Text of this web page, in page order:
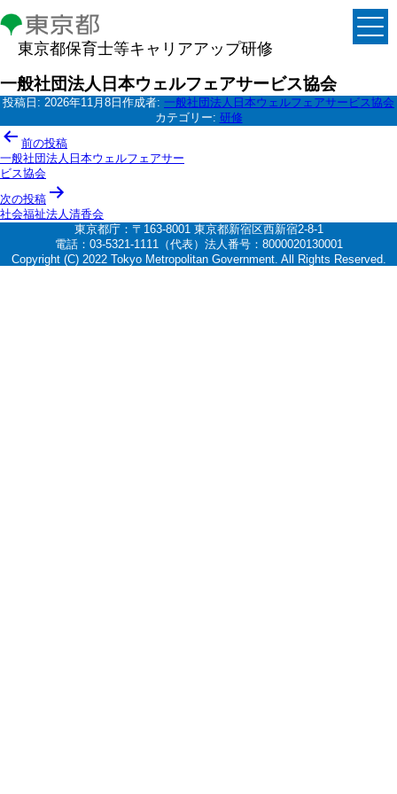
東京都保育士等キャリアアップ研修
一般社団法人日本ウェルフェアサービス協会
投稿日: 2026年11月8日 作成者: 一般社団法人日本ウェルフェアサービス協会
カテゴリー: 研修
投
稿
ナ
ビ
ゲ
ー
前の投稿
一般社団法人日本ウェルフェアサー
ビス協会
次の投稿
社会福祉法人清香会
東京都庁：〒163-8001 東京都新宿区西新宿2-8-1
電話：03-5321-1111（代表）法人番号：8000020130001
Copyright (C) 2022 Tokyo Metropolitan Government. All Rights Reserved.